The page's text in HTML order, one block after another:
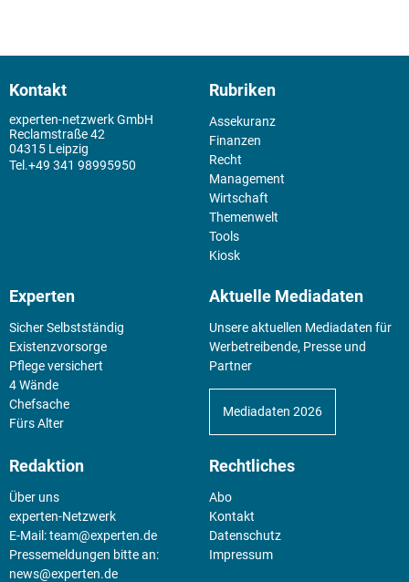
Kontakt
experten-netzwerk GmbH
Reclamstraße 42
04315 Leipzig
+49 341 98995950
Rubriken
Assekuranz
Finanzen
Recht
Management
Wirtschaft
Themenwelt
Tools
Kiosk
Experten
Sicher Selbstständig
Existenz­vorsorge
Pflege versichert
4 Wände
Chefsache
Fürs Alter
Aktuelle Mediadaten
Unsere aktuellen Mediadaten für
Werbetreibende, Presse und
Partner
Mediadaten 2026
Redaktion
Über uns
experten-Netzwerk
E-Mail:team@experten.de
Pressemeldungen bitte an:
news@experten.de
Rechtliches
Abo
Kontakt
Datenschutz
Impressum